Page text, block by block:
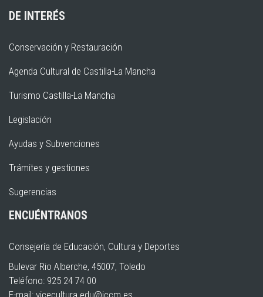
DE INTERÉS
Conservación y Restauración
Agenda Cultural de Castilla-La Mancha
Turismo Castilla-La Mancha
Legislación
Ayudas y Subvenciones
Trámites y gestiones
Sugerencias
ENCUÉNTRANOS
Consejería de Educación, Cultura y Deportes
Bulevar Rio Alberche, 45007, Toledo
Teléfono: 925 24 74 00
E-mail: vicecultura.edu@jccm.es